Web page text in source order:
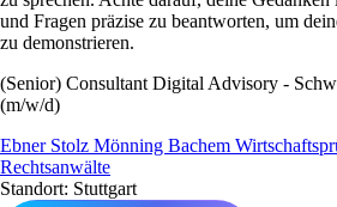
und Fragen präzise zu beantworten, um
zu demonstrieren.
(Senior) Consultant Digital Advisory -
(m/w/d)
Ebner Stolz Mönning Bachem
Rechtsanwälte
Standort: Stuttgart